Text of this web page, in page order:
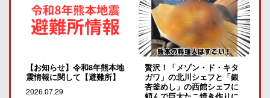
【お知らせ】令和8年熊本地
震情報に関して【避難所】
2026.07.29
贅沢！「メゾン・ド・キタ
ガワ」の北川シェフと「銀
杏釜めし」の西館シェフに